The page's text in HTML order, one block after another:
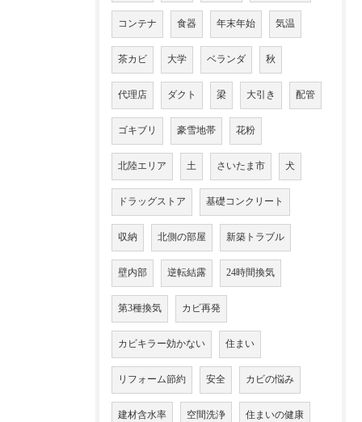
コンテナ 食器 年末年始 気温
茶カビ 大学 ベランダ 秋
代理店 ダクト 梁 大引き 配管
ゴキブリ 豪雪地帯 花粉
北陸エリア 土 さいたま市 犬
ドラッグストア 基礎コンクリート
収納 北側の部屋 新築トラブル
壁内部 逆転結露 24時間換気
第3種換気 カビ再発
カビキラー効かない 住まい
リフォーム節約 安全 カビの悩み
建材含水率 空間洗浄 住まいの健康